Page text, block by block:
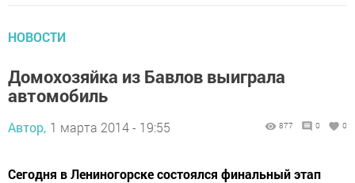
НОВОСТИ
Домохозяйка из Бавлов выиграла
автомобиль
Автор, 1 марта 2014 - 19:55 877 0 0
Сегодня в Лениногорске состоялся финальный этап